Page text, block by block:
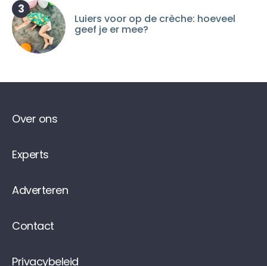
3
Luiers voor op de crèche: hoeveel
geef je er mee?
Over ons
Experts
Adverteren
Contact
Privacybeleid